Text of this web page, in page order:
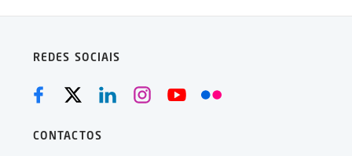
REDES SOCIAIS
CONTACTOS